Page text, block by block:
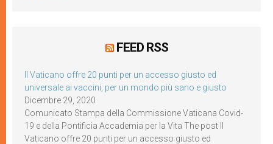
FEED RSS
Il Vaticano offre 20 punti per un accesso giusto ed
universale ai vaccini, per un mondo più sano e giusto
Dicembre 29, 2020
Comunicato Stampa della Commissione Vaticana Covid-
19 e della Pontificia Accademia per la Vita The post Il
Vaticano offre 20 punti per un accesso giusto ed